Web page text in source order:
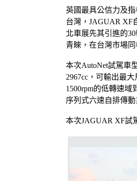
英國最具公信力及
台灣，JAGUAR XF
北車展先其引進的
青睞，在台灣市場
本次AutoNet試駕車
2967cc，可輸出最
1500rpm的低轉速域
序列式六速自排傳
本次JAGUAR XF試